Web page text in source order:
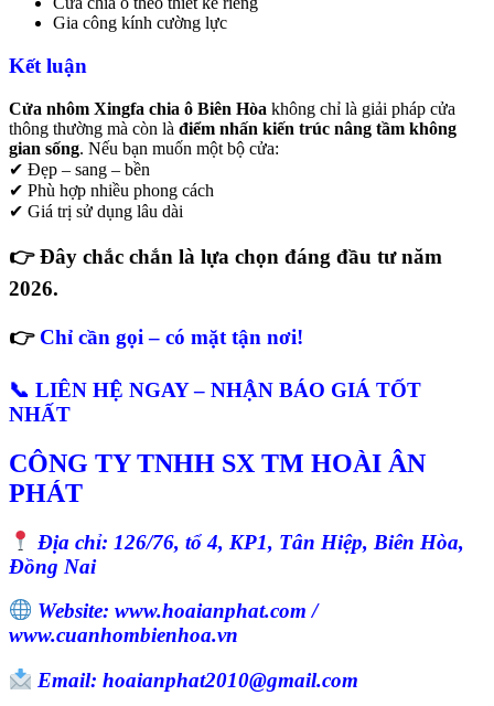
Gia công kính cường lực
Kết luận
Cửa nhôm Xingfa chia ô Biên Hòa không chỉ là giải pháp cửa
thông thường mà còn là điểm nhấn kiến trúc nâng tầm không
gian sống. Nếu bạn muốn một bộ cửa:
✔ Đẹp – sang – bền
✔ Phù hợp nhiều phong cách
✔ Giá trị sử dụng lâu dài
👉 Đây chắc chắn là lựa chọn đáng đầu tư năm
2026.
👉 Chỉ cần gọi – có mặt tận nơi!
📞 LIÊN HỆ NGAY – NHẬN BÁO GIÁ TỐT
NHẤT
CÔNG TY TNHH SX TM HOÀI ÂN
PHÁT
Địa chỉ: 126/76, tổ 4, KP1, Tân Hiệp, Biên Hòa,
Đồng Nai
Website: www.hoaianphat.com /
www.cuanhombienhoa.vn
Email: hoaianphat2010@gmail.com